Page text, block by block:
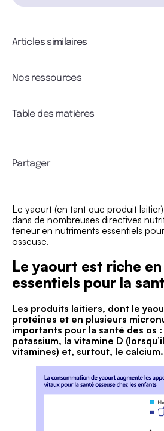
Articles similaires
Nos ressources
Table des matières
Partager
Le yaourt (en tant que produit
dans de nombreuses directives
teneur en nutriments essentiels
osseuse.
Le yaourt est riche
essentiels pour la
Les produits laitiers, dont le
protéines et en plusieurs
importants pour la santé des os
potassium, la vitamine D
vitamines) et, surtout, le calcium.